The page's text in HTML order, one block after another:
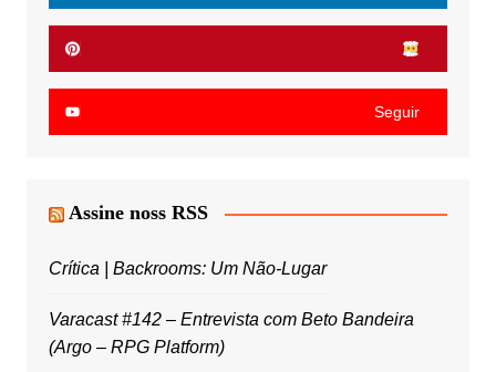
Seguir
Assine noss RSS
Crítica | Backrooms: Um Não-Lugar
Varacast #142 – Entrevista com Beto Bandeira
(Argo – RPG Platform)